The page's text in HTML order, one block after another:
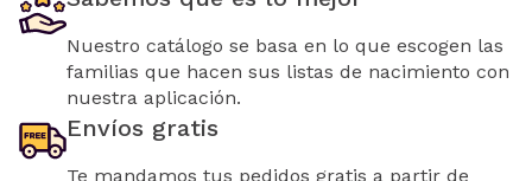
Nuestro catálogo se basa en lo que escogen las
familias que hacen sus listas de nacimiento con
nuestra aplicación.
Envíos gratis
Te mandamos tus pedidos gratis a partir de